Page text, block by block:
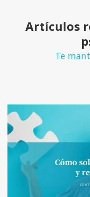
Artículos
Te